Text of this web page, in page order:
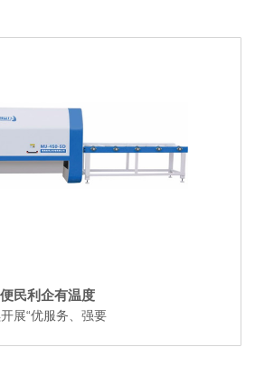
民利企有温度
展“优服务、强要